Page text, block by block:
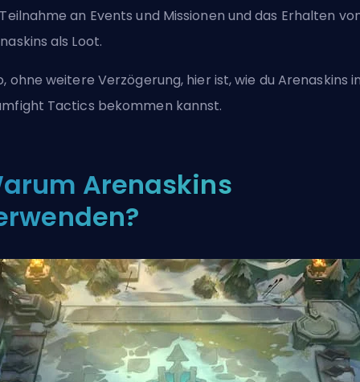
an Events und Missionen und das Erhalten
als Loot.
ohne weitere Verzögerung, hier ist, wie du Arenaskins
Tactics bekommen kannst.
Arenaskins